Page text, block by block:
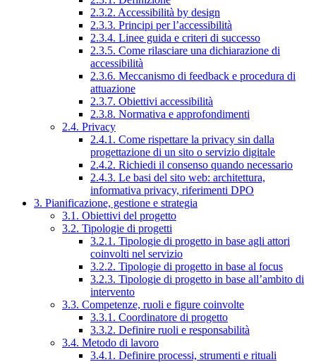
2.3.2. Accessibilità by design
2.3.3. Principi per l’accessibilità
2.3.4. Linee guida e criteri di successo
2.3.5. Come rilasciare una dichiarazione di
accessibilità
2.3.6. Meccanismo di feedback e procedura di
attuazione
2.3.7. Obiettivi accessibilità
2.3.8. Normativa e approfondimenti
2.4. Privacy
2.4.1. Come rispettare la privacy sin dalla
progettazione di un sito o servizio digitale
2.4.2. Richiedi il consenso quando necessario
2.4.3. Le basi del sito web: architettura,
informativa privacy, riferimenti DPO
3. Pianificazione, gestione e strategia
3.1. Obiettivi del progetto
3.2. Tipologie di progetti
3.2.1. Tipologie di progetto in base agli attori
coinvolti nel servizio
3.2.2. Tipologie di progetto in base al focus
3.2.3. Tipologie di progetto in base all’ambito di
intervento
3.3. Competenze, ruoli e figure coinvolte
3.3.1. Coordinatore di progetto
3.3.2. Definire ruoli e responsabilità
3.4. Metodo di lavoro
3.4.1. Definire processi, strumenti e rituali